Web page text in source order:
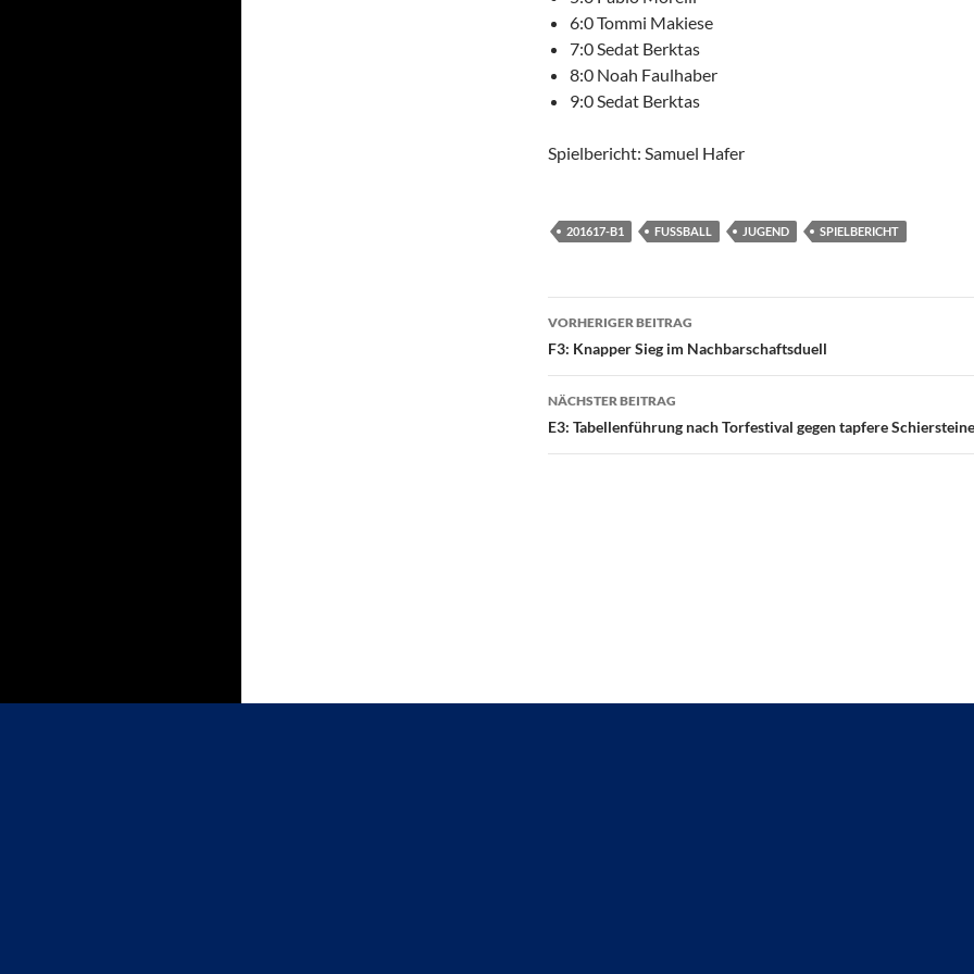
6:0 Tommi Makiese
7:0 Sedat Berktas
8:0 Noah Faulhaber
9:0 Sedat Berktas
Spielbericht: Samuel Hafer
201617-B1 FUSSBALL JUGEND SPIELBERICHT
Beitragsnavigation
VORHERIGER BEITRAG
F3: Knapper Sieg im Nachbarschaftsduell
NÄCHSTER BEITRAG
E3: Tabellenführung nach Torfestival gegen tapfere